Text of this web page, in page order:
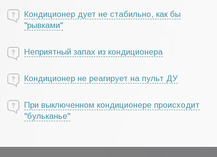
Кондиционер дует не стабильно, как бы
"рывками"
Неприятный запах из кондиционера
Кондиционер не реагирует на пульт ДУ
При выключенном кондиционере происходит
"бульканье"